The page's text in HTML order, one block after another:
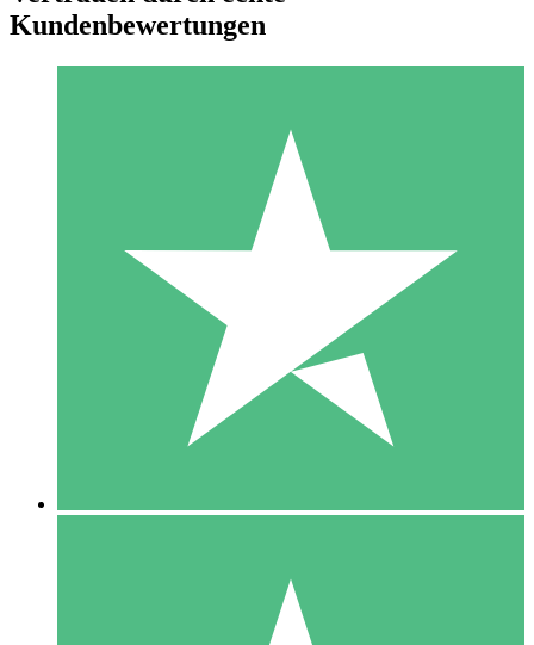
Individuelle Credit-Pakete
Zahlen Sie nach Bedarf mit Download-Credits. Keine
monatliche Verpflichtung erforderlich.
10 00
10 Downloads
20 00
Kundenbewertungen